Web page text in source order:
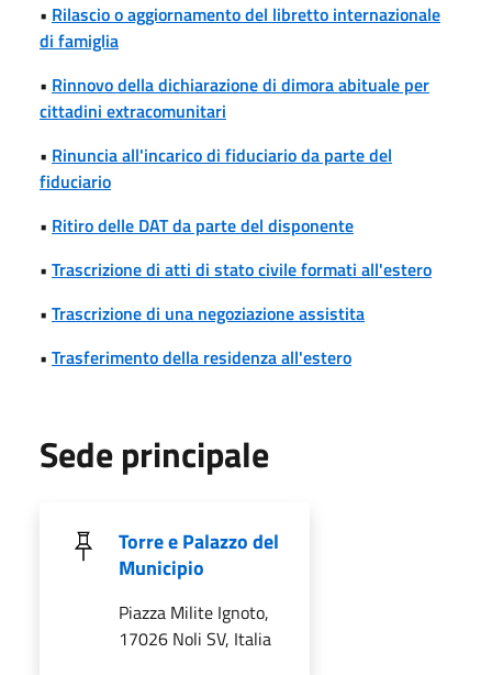
• Rilascio o aggiornamento del libretto internazionale
di famiglia
• Rinnovo della dichiarazione di dimora abituale per
cittadini extracomunitari
• Rinuncia all'incarico di fiduciario da parte del
fiduciario
• Ritiro delle DAT da parte del disponente
• Trascrizione di atti di stato civile formati all'estero
• Trascrizione di una negoziazione assistita
• Trasferimento della residenza all'estero
Sede principale
Torre e Palazzo del
Municipio
Piazza Milite Ignoto,
17026 Noli SV, Italia